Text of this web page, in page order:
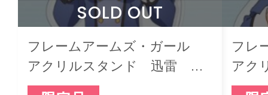
SOLD OUT
フレームアームズ・ガール
アクリルスタンド 迅雷
LIVE SHOW! ver.
フレ
アク
クト